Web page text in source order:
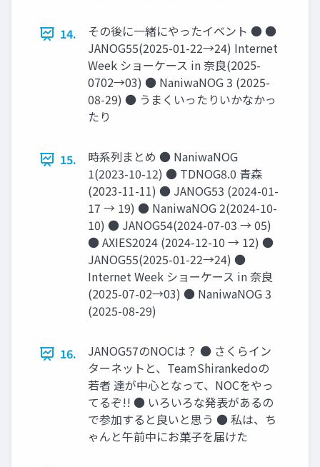
14.
その後に一緒にやったイベント ● ●
JANOG55(2025-01-22→24) Internet
Week ショーケース in 奈良(2025-
0702→03) ● NaniwaNOG 3 (2025-
08-29) ● うまくいったりいかなかっ
たり
15.
時系列まとめ ● NaniwaNOG
1(2023-10-12) ● TDNOG8.0 青森
(2023-11-11) ● JANOG53 (2024-01-
17 → 19) ● NaniwaNOG 2(2024-10-
10) ● JANOG54(2024-07-03 → 05)
● AXIES2024 (2024-12-10 → 12) ●
JANOG55(2025-01-22→24) ●
Internet Week ショーケース in 奈良
(2025-07-02→03) ● NaniwaNOG 3
(2025-08-29)
16.
JANOG57のNOCは？ ● さくらイン
ターネットと、TeamShirankedoの
若者 達が中心となって、NOCをやっ
てるぞ!! ● いろいろな発表があるの
で参加すると良いと思う ● 私は、ち
ゃんと午前中にお菓子を届けた